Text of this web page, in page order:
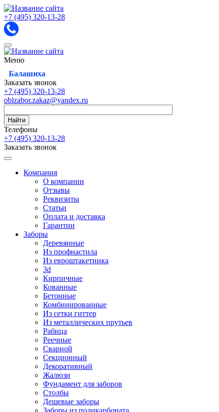
+7 (495) 320-13-28
Меню
Балашиха
Заказать звонок
+7 (495) 320-13-28
oblzabor.zakaz@yandex.ru
Найти
Телефоны
+7 (495) 320-13-28
Заказать звонок
Компания
О компании
Отзывы
Реквизиты
Статьи
Оплата и доставка
Гарантии
Заборы
Деревянные
Из профнастила
Из евроштакетника
3d
Кирпичные
Кованные
Бетонные
Комбинированные
Из сетки гиттер
Из металлических прутьев
Рабица
Реечные
Сварной
Секционный
Декоративный
Жалюзи
Фундамент для заборов
Столбы
Дешевые заборы
Заборы из поликарбоната